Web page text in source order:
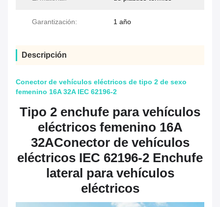
Garantización: 1 año
Descripción
Conector de vehículos eléctricos de tipo 2 de sexo
femenino 16A 32A IEC 62196-2
Tipo 2 enchufe para vehículos
eléctricos femenino 16A
32AConector de vehículos
eléctricos IEC 62196-2 Enchufe
lateral para vehículos
eléctricos